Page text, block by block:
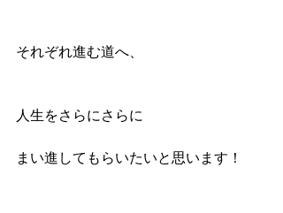
それぞれ進む道へ、
人生をさらにさらに
まい進してもらいたいと思います！